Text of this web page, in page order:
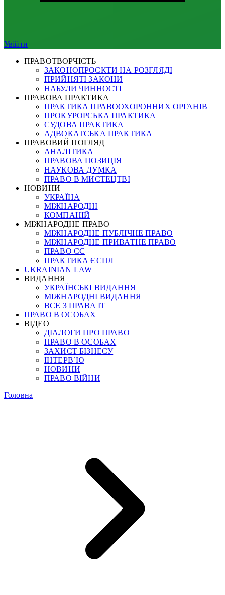
Увійти
ПРАВОТВОРЧІСТЬ
ЗАКОНОПРОЄКТИ НА РОЗГЛЯДІ
ПРИЙНЯТІ ЗАКОНИ
НАБУЛИ ЧИННОСТІ
ПРАВОВА ПРАКТИКА
ПРАКТИКА ПРАВООХОРОННИХ ОРГАНІВ
ПРОКУРОРСЬКА ПРАКТИКА
СУДОВА ПРАКТИКА
АДВОКАТСЬКА ПРАКТИКА
ПРАВОВИЙ ПОГЛЯД
АНАЛІТИКА
ПРАВОВА ПОЗИЦІЯ
НАУКОВА ДУМКА
ПРАВО В МИСТЕЦТВІ
НОВИНИ
УКРАЇНА
МІЖНАРОДНІ
КОМПАНІЙ
МІЖНАРОДНЕ ПРАВО
МІЖНАРОДНЕ ПУБЛІЧНЕ ПРАВО
МІЖНАРОДНЕ ПРИВАТНЕ ПРАВО
ПРАВО ЄС
ПРАКТИКА ЄСПЛ
UKRAINIAN LAW
ВИДАННЯ
УКРАЇНСЬКІ ВИДАННЯ
МІЖНАРОДНІ ВИДАННЯ
ВСЕ З ПРАВА ІТ
ПРАВО В ОСОБАХ
ВІДЕО
ДІАЛОГИ ПРО ПРАВО
ПРАВО В ОСОБАХ
ЗАХИСТ БІЗНЕСУ
ІНТЕРВ`Ю
НОВИНИ
ПРАВО ВІЙНИ
Головна